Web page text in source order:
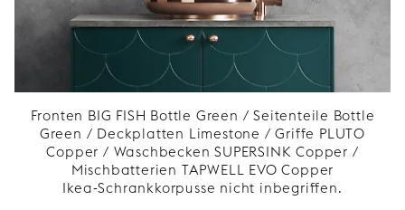
Fronten BIG FISH Bottle Green / Seitenteile Bottle
Green / Deckplatten Limestone / Griffe PLUTO
Copper / Waschbecken SUPERSINK Copper /
Mischbatterien TAPWELL EVO Copper
Ikea-Schrankkorpusse nicht inbegriffen.